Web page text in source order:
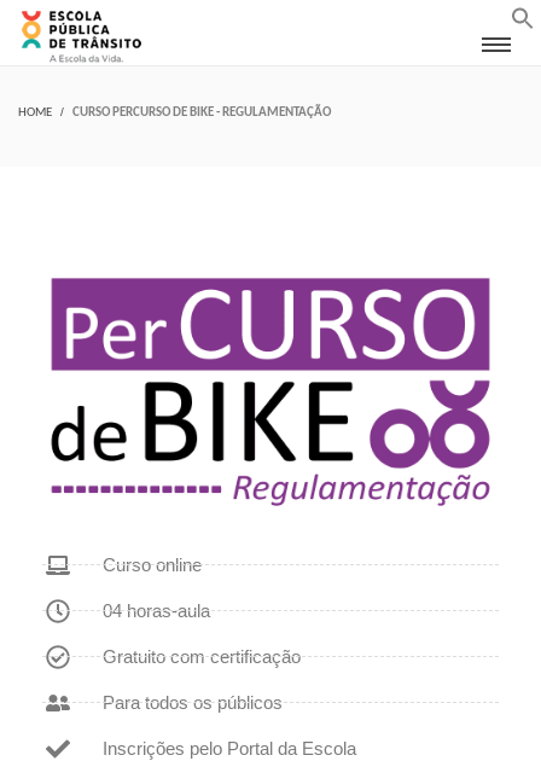
HOME CURSO PERCURSO DE BIKE - REGULAMENTAÇÃO
Curso online
04 horas-aula
Gratuito com certificação
Para todos os públicos
Inscrições pelo Portal da Escola